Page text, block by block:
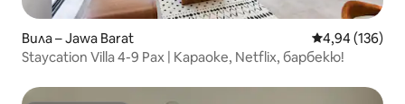
Вила – Jawa Barat Средна
4,94 (136)
Staycation Villa 4-9 Pax | Караоке, Netflix, барбекю!